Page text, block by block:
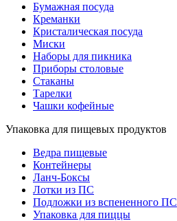
Бумажная посуда
Креманки
Кристалическая посуда
Миски
Наборы для пикника
Приборы столовые
Стаканы
Тарелки
Чашки кофейные
Упаковка для пищевых продуктов
Ведра пищевые
Контейнеры
Ланч-Боксы
Лотки из ПС
Подложки из вспененного ПС
Упаковка для пиццы